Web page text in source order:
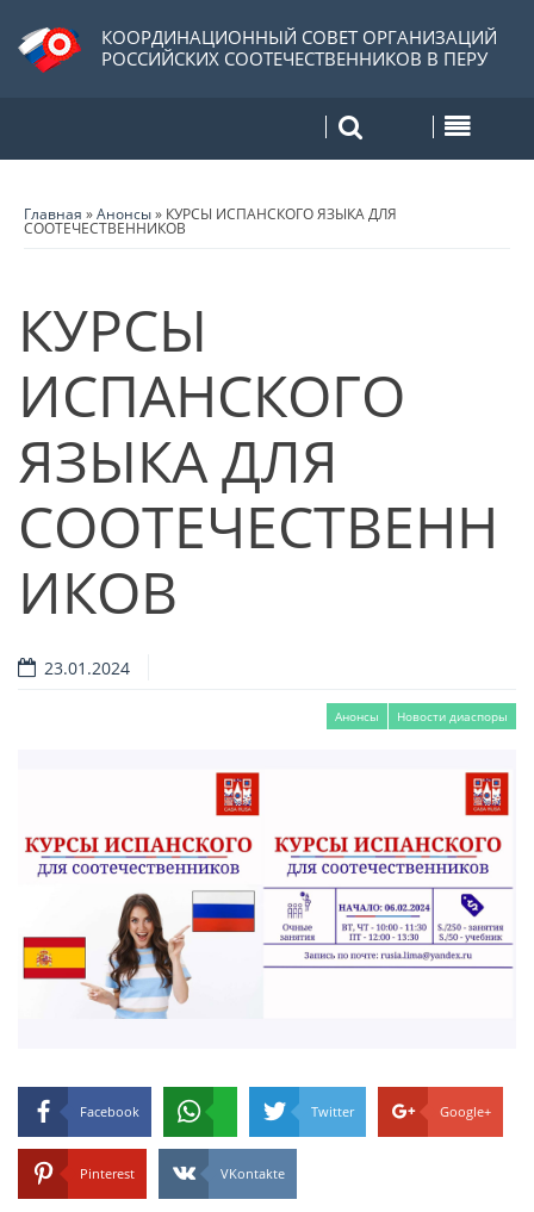
КООРДИНАЦИОННЫЙ СОВЕТ ОРГАНИЗАЦИЙ
РОССИЙСКИХ СООТЕЧЕСТВЕННИКОВ В ПЕРУ
Главная »Анонсы» КУРСЫ ИСПАНСКОГО ЯЗЫКА ДЛЯ
СООТЕЧЕСТВЕННИКОВ
КУРСЫ
ИСПАНСКОГО
ЯЗЫКА ДЛЯ
СООТЕЧЕСТВЕНН
ИКОВ
23.01.2024
Анонсы Новости диаспоры
Facebook Twitter Google+
Pinterest VKontakte